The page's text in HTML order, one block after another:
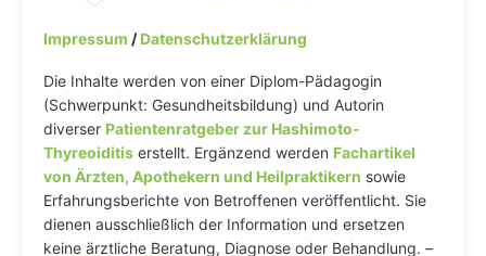
Impressum /Datenschutzerklärung
Die Inhalte werden von einer Diplom-Pädagogin
(Schwerpunkt: Gesundheitsbildung) und Autorin
diverser Patientenratgeber zur Hashimoto-
Thyreoiditis erstellt. Ergänzend werden Fachartikel
von Ärzten, Apothekern und Heilpraktikern sowie
Erfahrungsberichte von Betroffenen veröffentlicht. Sie
dienen ausschließlich der Information und ersetzen
keine ärztliche Beratung, Diagnose oder Behandlung. –